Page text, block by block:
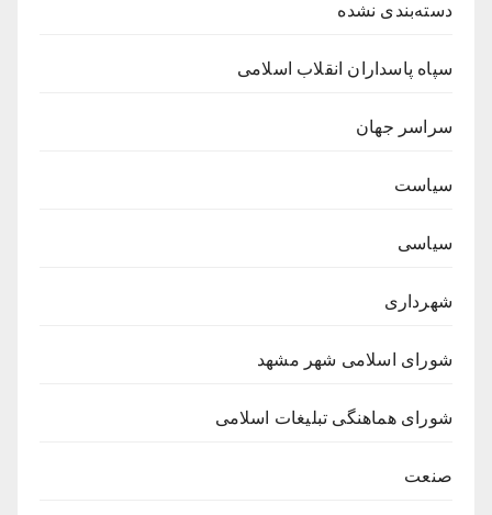
دسته‌بندی نشده
سپاه پاسداران انقلاب اسلامی
سراسر جهان
سیاست
سیاسی
شهرداری
شورای اسلامی شهر مشهد
شورای هماهنگی تبلیغات اسلامی
صنعت